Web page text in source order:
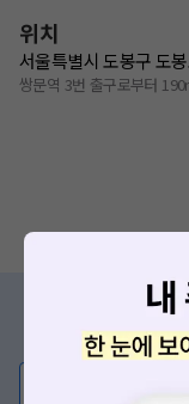
위치
서울특별시 도봉구 도
쌍문역 3번 출구로부터
증상/